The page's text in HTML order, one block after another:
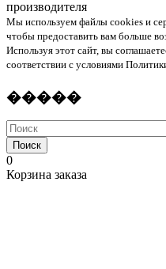
производителя
Мы используем файлы cookies и
чтобы предоставить вам больше
Используя этот сайт, вы
соответствии с условиями
�����
Поиск
0
Корзина заказа